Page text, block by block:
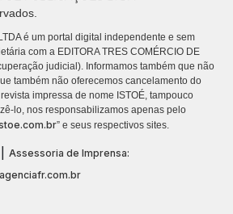
é um portal digital independente e sem
com a EDITORA TRES COMÉRCIO DE
judicial). Informamos também que não
também não oferecemos cancelamento do
impressa de nome ISTOÉ, tampouco
lo, nos responsabilizamos apenas pelo
” e seus respectivos sites.
Assessoria de Imprensa: